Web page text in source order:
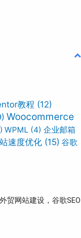
教程 (12)
Woocommerce
WPML (4) 企业邮箱
速度优化 (15) 谷歌
贸网站建设，谷歌SEO